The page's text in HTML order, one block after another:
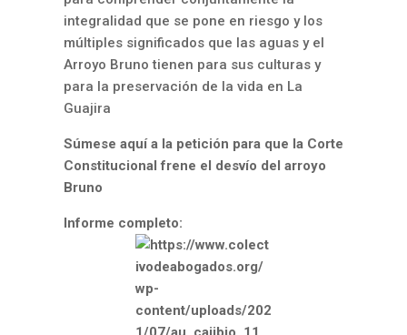
integralidad que se pone en riesgo y los
múltiples significados que las aguas y el
Arroyo Bruno tienen para sus culturas y
para la preservación de la vida en La
Guajira
Súmese aquí a la petición para que la Corte
Constitucional frene el desvío del arroyo
Bruno
Informe completo: